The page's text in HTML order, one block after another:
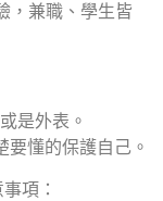
，兼職、學生皆
是外表。
要懂的保護自己。
項：